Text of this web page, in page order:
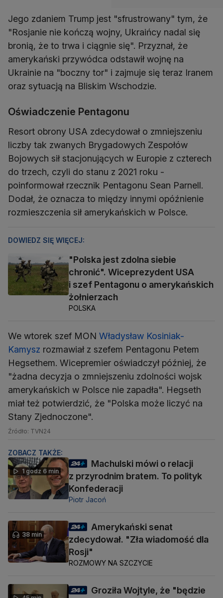
Jego zdaniem Trump jest "sfrustrowany" tym, że
"Rosjanie nie kończą wojny, Ukraińcy nadal się
bronią, że to trwa i ciągnie się". Przyznał, że
amerykański przywódca odstawił wojnę na
Ukrainie na "boczny tor" i zajmuje się teraz Iranem
oraz sytuacją na Bliskim Wschodzie.
Oświadczenie Pentagonu
Resort obrony USA zdecydował o zmniejszeniu
liczby tak zwanych Brygadowych Zespołów
Bojowych sił stacjonujących w Europie z czterech
do trzech, czyli do stanu z 2021 roku -
poinformował rzecznik Pentagonu Sean Parnell.
Dodał, że oznacza to między innymi opóźnienie
rozmieszczenia sił amerykańskich w Polsce.
DOWIEDZ SIĘ WIĘCEJ:
"Polska jest zdolna siebie
chronić". Wiceprezydent USA
i szef Pentagonu o amerykańskich
żołnierzach
POLSKA
We wtorek szef MON Władysław Kosiniak-
Kamysz rozmawiał z szefem Pentagonu Petem
Hegsethem. Wicepremier oświadczył później, że
"żadna decyzja o zmniejszeniu zdolności wojsk
amerykańskich w Polsce nie zapadła". Hegseth
miał też potwierdzić, że "Polska może liczyć na
Stany Zjednoczone".
Źródło: TVN24
ZOBACZ TAKŻE:
1 godz 6 min
Machulski mówi o relacji
z przyrodnim bratem. To polityk
Konfederacji
Piotr Jacoń
38 min
Amerykański senat
zdecydował. "Zła wiadomość dla
Rosji"
ROZMOWY NA SZCZYCIE
Groziła Wojtyle, że "będzie